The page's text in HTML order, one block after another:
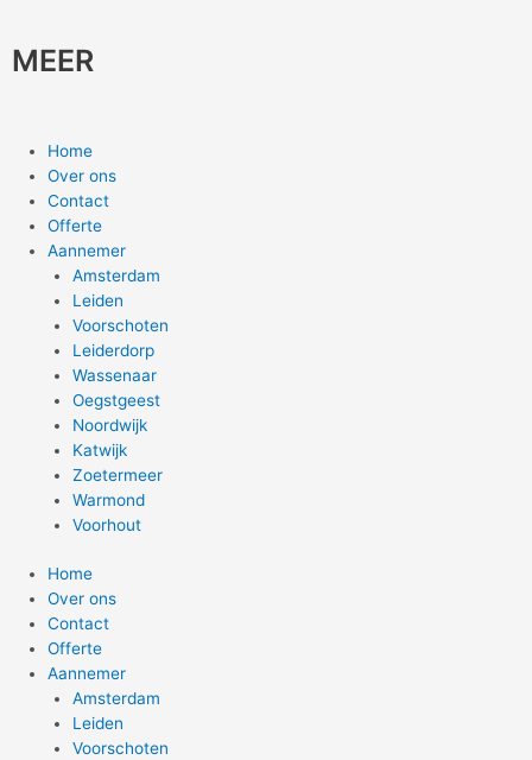
MEER
Home
Over ons
Contact
Offerte
Aannemer
Amsterdam
Leiden
Voorschoten
Leiderdorp
Wassenaar
Oegstgeest
Noordwijk
Katwijk
Zoetermeer
Warmond
Voorhout
Home
Over ons
Contact
Offerte
Aannemer
Amsterdam
Leiden
Voorschoten